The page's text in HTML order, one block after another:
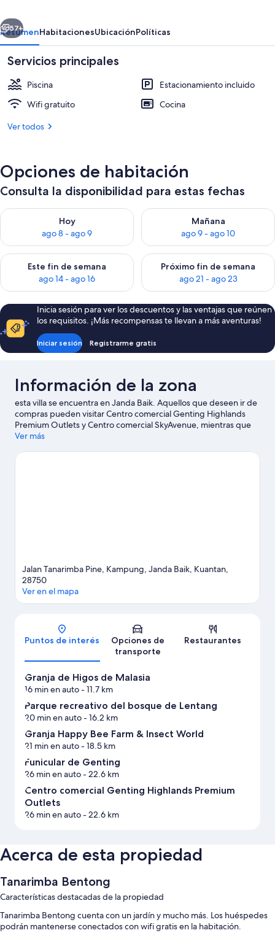
Siguiente
57+
ResumenHabitacionesUbicaciónPolíticas
Servicios principales
Piscina
Estacionamiento incluido
Wifi gratuito
Cocina
Ver todos
Opciones de habitación
Consulta la disponibilidad para estas fechas
Hoy
ago 8 - ago 9
Consulta la disponibilidad para hoy ago 8 - ago 9
Mañana
ago 9 - ago 10
Consulta la disponibilidad
Este fin de semana
ago 14 - ago 16
Consulta la disponibilidad para este fin de semana ago 14 -
Próximo fin de semana
ago 21 - ago 23
Consulta la disponibilidad
Inicia sesión para ver los descuentos y las ventajas que reúnen
los requisitos. ¡Más recompensas te llevan a más aventuras!
Iniciar sesión Registrarme gratis
Información de la zona
esta villa se encuentra en Janda Baik. Aquellos que deseen ir de
compras pueden visitar Centro comercial Genting Highlands
Premium Outlets y Centro comercial SkyAvenue, mientras que
quienes quieran apreciar la belleza natural del área pueden ir a
Tampik Janda Baik. También vale la pena conocer Parque
Ver más
Jalan Tanarimba Pine, Kampung, Janda Baik, Kuantan,
28750
Ver en el mapa
Puntos de interés
Opciones de
transporte
Restaurantes
Granja de Higos de Malasia
16 min en auto- 11.7 km
Parque recreativo del bosque de Lentang
20 min en auto- 16.2 km
Granja Happy Bee Farm & Insect World
21 min en auto- 18.5 km
Funicular de Genting
26 min en auto- 22.6 km
Centro comercial Genting Highlands Premium
Outlets
26 min en auto- 22.6 km
Acerca de esta propiedad
Tanarimba Bentong
Características destacadas de la propiedad
Tanarimba Bentong cuenta con un jardín y mucho más. Los huéspedes
podrán mantenerse conectados con wifi gratis en la habitación.